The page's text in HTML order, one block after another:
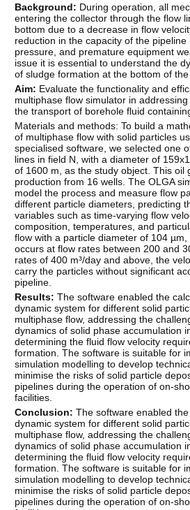
Background: During operation, all
entering the collector through the flow
bottom due to a decrease in flow
reduction in the capacity of the
pressure, and premature equipment
issue it is essential to understand the
of sludge formation at the bottom of the
Aim: Evaluate the functionality and
multiphase flow simulator in
the transport of borehole fluid
Materials and methods: To build a
of multiphase flow with solid particles
specialised software, we selected one
lines in field N, with a diameter of
of 1600 m, as the study object. This oil
production from 16 wells. The OLGA
model the process and measure flow
different particle diameters, predicting
variables such as time-varying flow
composition, temperatures, and
flow with a particle diameter of 104
occurs at flow rates between 200 and
rates of 400 m³/day and above, the
carry the particles without significant
pipeline.
Results: The software enabled the
dynamic system for different solid
multiphase flow, addressing the
dynamics of solid phase accumulation
determining the fluid flow velocity
formation. The software is suitable for
simulation modelling to develop
minimise the risks of solid particle
pipelines during the operation of on-
facilities.
Conclusion: The software enabled
dynamic system for different solid
multiphase flow, addressing the
dynamics of solid phase accumulation
determining the fluid flow velocity
formation. The software is suitable for
simulation modelling to develop
minimise the risks of solid particle
pipelines during the operation of on-